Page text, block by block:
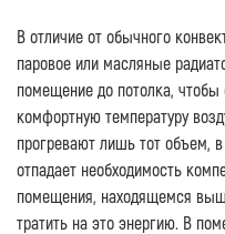
В отличие от обычного
паровое или масляные
помещение до потолка,
комфортную температуру
прогревают лишь тот объем,
отпадает необходимость
помещения, находящемся
тратить на это энергию. В